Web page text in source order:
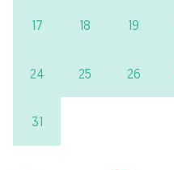
17 18 19
24 25 26
31